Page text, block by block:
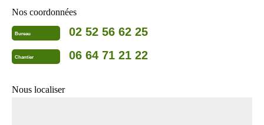
Nos coordonnées
Bureau 02 52 56 62 25
Chantier 06 64 71 21 22
Nous localiser